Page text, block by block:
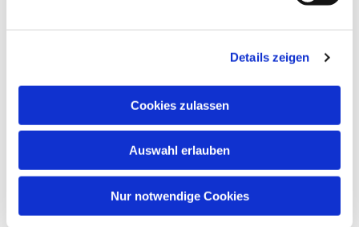
Details zeigen
Cookies zulassen
Auswahl erlauben
Nur notwendige Cookies
0151 68134038
Datenschutz
AGB
Widerruf